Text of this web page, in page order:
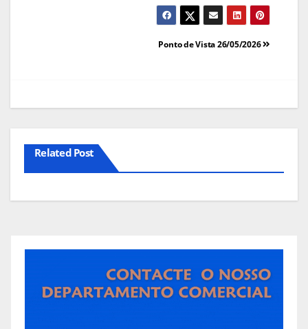
Ponto de Vista 26/05/2026
Related Post